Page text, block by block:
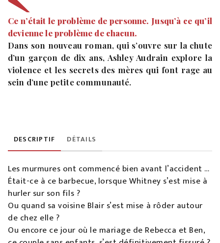
Ce n’était le problème de personne. Jusqu’à ce qu’il
devienne le problème de chacun.
Dans son nouveau roman, qui s’ouvre sur la chute
d’un garçon de dix ans, Ashley Audrain explore la
violence et les secrets des mères qui font rage au
sein d’une petite communauté.
DESCRIPTIF DÉTAILS
Les murmures ont commencé bien avant l’accident …
Était-ce à ce barbecue, lorsque Whitney s’est mise à
hurler sur son fils ?
Ou quand sa voisine Blair s’est mise à rôder autour
de chez elle ?
Ou encore ce jour où le mariage de Rebecca et Ben,